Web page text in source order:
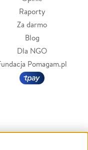
Raporty
Za darmo
Blog
Dla NGO
Pomagam.pl